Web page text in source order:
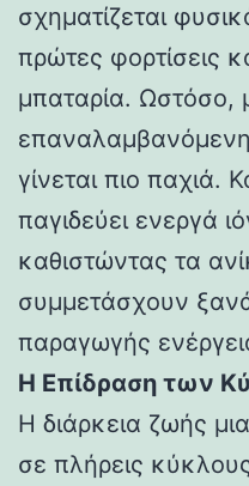
σχηματίζεται
πρώτες φορτίσεις
μπαταρία. Ωστόσο,
γίνεται πιο παχιά.
παγιδεύει ενεργά
καθιστώντας τα
συμμετάσχουν
παραγωγής
Η Επίδραση των
Η διάρκεια ζωής
σε πλήρεις